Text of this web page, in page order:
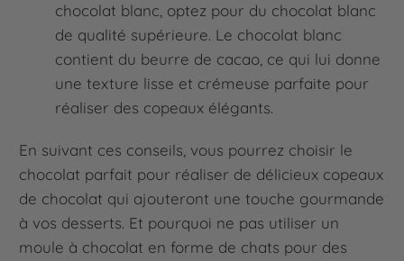
chocolat blanc, optez pour du chocolat blanc
de qualité supérieure. Le chocolat blanc
contient du beurre de cacao, ce qui lui donne
une texture lisse et crémeuse parfaite pour
réaliser des copeaux élégants.
En suivant ces conseils, vous pourrez choisir le
chocolat parfait pour réaliser de délicieux copeaux
de chocolat qui ajouteront une touche gourmande
à vos desserts. Et pourquoi ne pas utiliser un
moule à chocolat en forme de chats pour des